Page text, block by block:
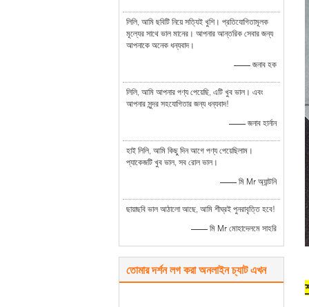
লিলি, আমি ছবিটি নিয়ে সত্যিই খুশি। প্রতিযোগিতামূলক
মূল্যের সাথে ভাল মানের। আপনার আন্তরিক সেবার জন্য
আপনাকে অনেক ধন্যবাদ।
—— জনাব হক
লিলি, আমি আপনার পণ্য পেয়েছি, এটি খুব ভাল। এবং
আপনার সুন্দর সহযোগিতার জন্য ধন্যবাদ!
—— জনাব হার্নান
হাই লিলি, আমি কিছু দিন আগে পণ্য পেয়েছিলাম।
প্যাকেজটি খুব ভাল, সব রোল ভাল।
—— মি Mr অ্যান্টনি
ছায়াছবি ভাল আঠালো আছে, আমি শীঘ্রই পুনরাবৃত্তি হবে!
—— মি Mr মোহাদেলমে সাহরি
তোমার দর্শন লগ করা অনলাইন চ্যাট এখন